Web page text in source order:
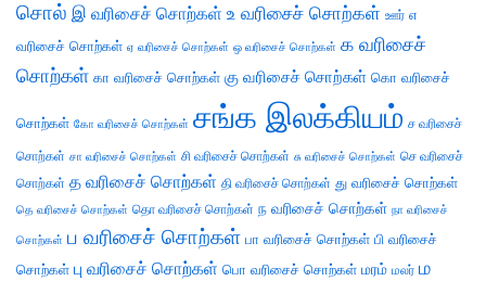
சொல் இ வரிசைச் சொற்கள் உ வரிசைச் சொற்கள் ஊர் எ
வரிசைச் சொற்கள் ஏ வரிசைச் சொற்கள் ஒ வரிசைச் சொற்கள் க வரிசைச்
சொற்கள் கா வரிசைச் சொற்கள் கு வரிசைச் சொற்கள் கொ வரிசைச்
சொற்கள் கோ வரிசைச் சொற்கள் சங்க இலக்கியம் ச வரிசைச்
சொற்கள் சா வரிசைச் சொற்கள் சி வரிசைச் சொற்கள் சு வரிசைச் சொற்கள் செ வரிசைச்
சொற்கள் த வரிசைச் சொற்கள் தி வரிசைச் சொற்கள் து வரிசைச் சொற்கள்
தெ வரிசைச் சொற்கள் தொ வரிசைச் சொற்கள் ந வரிசைச் சொற்கள் நா வரிசைச்
சொற்கள் ப வரிசைச் சொற்கள் பா வரிசைச் சொற்கள் பி வரிசைச்
சொற்கள் பு வரிசைச் சொற்கள் பொ வரிசைச் சொற்கள் மரம் மலர் ம